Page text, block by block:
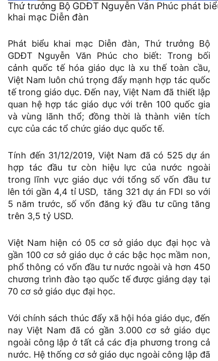
Thứ trưởng Bộ GDĐT Nguyễn Văn Phúc phát
khai mạc Diễn đàn
Phát biểu khai mạc Diễn đàn, Thứ trưởng Bộ
GDĐT Nguyễn Văn Phúc cho biết: Trong bối
cảnh quốc tế hóa giáo dục là xu thế toàn cầu,
Việt Nam luôn chú trọng đẩy mạnh hợp tác quốc
tế trong giáo dục. Đến nay, Việt Nam đã thiết lập
quan hệ hợp tác giáo dục với trên 100 quốc gia
và vùng lãnh thổ; đồng thời là thành viên tích
cực của các tổ chức giáo dục quốc tế.
Tính đến 31/12/2019, Việt Nam đã có 525 dự án
hợp tác đầu tư còn hiệu lực của nước ngoài
trong lĩnh vực giáo dục với tổng số vốn đầu tư
lên tới gần 4,4 tỉ USD, tăng 321 dự án FDI so với
5 năm trước, số vốn đăng ký đầu tư cũng tăng
trên 3,5 tỷ USD.
Việt Nam hiện có 05 cơ sở giáo dục đại học và
gần 100 cơ sở giáo dục ở các bậc học mầm non,
phổ thông có vốn đầu tư nước ngoài và hơn 450
chương trình đào tạo quốc tế được giảng dạy tại
70 cơ sở giáo dục đại học.
Với chính sách thúc đẩy xã hội hóa giáo dục, đến
nay Việt Nam đã có gần 3.000 cơ sở giáo dục
ngoài công lập ở tất cả các địa phương trong cả
nước. Hệ thống cơ sở giáo dục ngoài công lập đã